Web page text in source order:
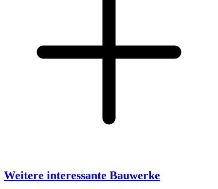
Weitere interessante Bauwerke